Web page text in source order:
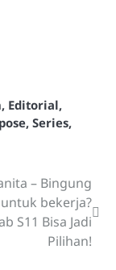
, Editorial,
pose, Series,
– Bingung
bekerja?
S11 Bisa Jadi
Pilihan!